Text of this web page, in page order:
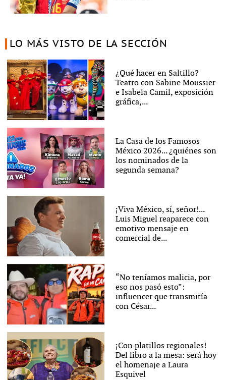
LO MÁS VISTO DE LA SECCIÓN
¿Qué hacer en Saltillo?
Teatro con Sabine Moussier
e Isabela Camil, exposición
gráfica,...
La Casa de los Famosos
México 2026... ¿quiénes son
los nominados de la
segunda semana?
¡Viva México, sí, señor!...
Luis Miguel reaparece con
emotivo mensaje en
comercial de...
“No teníamos malicia, por
eso nos pasó esto”:
influencer que transmitía
con César...
¡Con platillos regionales!
Del libro a la mesa: será hoy
el homenaje a Laura
Esquivel